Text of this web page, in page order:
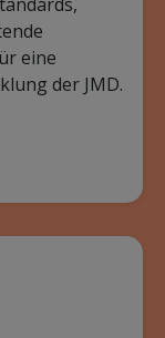
eine
der JMD.